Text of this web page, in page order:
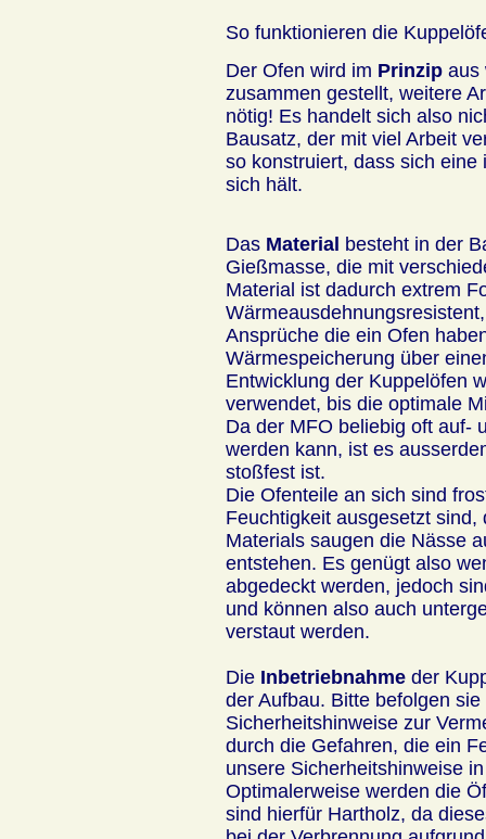
So funktionieren die
Der Ofen wird im Prinzip aus
zusammen gestellt, weitere
nötig! Es handelt sich also
Bausatz, der mit viel Arbeit
so konstruiert, dass sich
sich hält.
Das Material besteht in der
Gießmasse, die mit
Material ist dadurch extrem
Ansprüche die ein Ofen
Wärmespeicherung über
Entwicklung der Kuppelöfen
verwendet, bis die optimale
Da der MFO beliebig oft auf-
werden kann, ist es
stoßfest ist.
Die Ofenteile an sich sind
Feuchtigkeit ausgesetzt
Materials saugen die Nässe
entstehen. Es genügt also
abgedeckt werden, jedoch
und können also auch
verstaut werden.
Die Inbetriebnahme der
der Aufbau. Bitte befolgen
Sicherheitshinweise zur
durch die Gefahren, die ein
unsere Sicherheitshinweise
Optimalerweise werden die
sind hierfür Hartholz, da